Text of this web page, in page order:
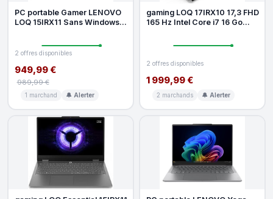
PC portable Gamer LENOVO
LOQ 15IRX11 Sans Windows -
2 offres disponibles
949,99 €
989,99 €
1 marchand 🔔 Alerter
gaming LOQ 17IRX10 17,3 FHD
165 Hz Intel Core i7 16 Go
2 offres disponibles
1 999,99 €
2 marchands 🔔 Alerter